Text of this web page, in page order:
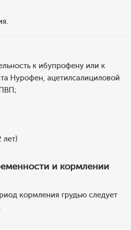
к ибупрофену или к
Нурофен, ацетилсалициловой
лет)
и кормлении
кормления грудью следует